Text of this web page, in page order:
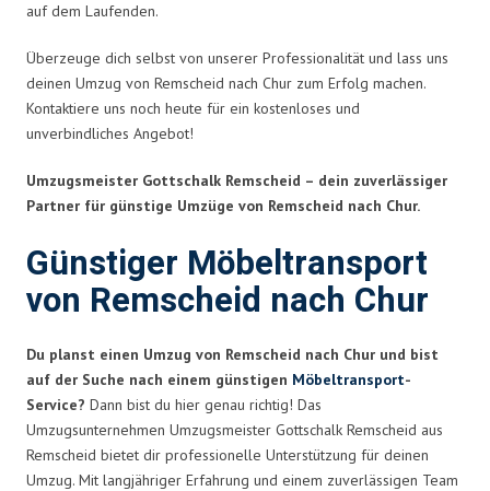
auf dem Laufenden.
Überzeuge dich selbst von unserer Professionalität und lass uns
deinen Umzug von Remscheid nach Chur zum Erfolg machen.
Kontaktiere uns noch heute für ein kostenloses und
unverbindliches Angebot!
Umzugsmeister Gottschalk Remscheid – dein zuverlässiger
Partner für günstige Umzüge von Remscheid nach Chur.
Günstiger Möbeltransport
von Remscheid nach Chur
Du planst einen Umzug von Remscheid nach Chur und bist
auf der Suche nach einem günstigen Möbeltransport-
Service? Dann bist du hier genau richtig! Das
Umzugsunternehmen Umzugsmeister Gottschalk Remscheid aus
Remscheid bietet dir professionelle Unterstützung für deinen
Umzug. Mit langjähriger Erfahrung und einem zuverlässigen Team